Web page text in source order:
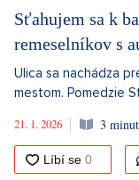
Sťahujem sa k
remeselníkov s
Ulica sa nachádza
mestom. Pomedzie
21. 1. 2026
3